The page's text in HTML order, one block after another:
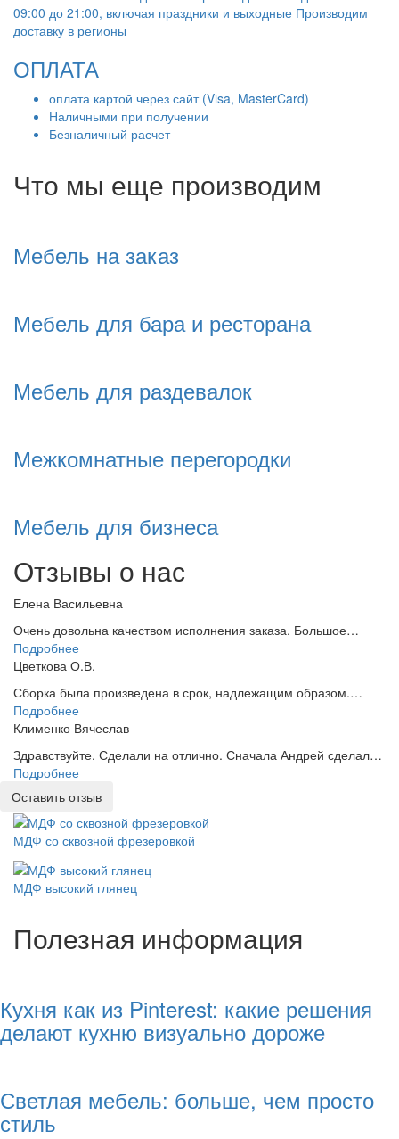
09:00 до 21:00, включая праздники и выходные Производим
доставку в регионы
ОПЛАТА
оплата картой через сайт (Visa, MasterCard)
Наличными при получении
Безналичный расчет
Что мы еще производим
Мебель на заказ
Мебель для бара и ресторана
Мебель для раздевалок
Межкомнатные перегородки
Мебель для бизнеса
Отзывы о нас
Елена Васильевна
Очень довольна качеством исполнения заказа. Большое…
Подробнее
Цветкова О.В.
Сборка была произведена в срок, надлежащим образом.…
Подробнее
Клименко Вячеслав
Здравствуйте. Сделали на отлично. Сначала Андрей сделал…
Подробнее
Оставить отзыв
МДФ со сквозной фрезеровкой
МДФ высокий глянец
Полезная информация
Кухня как из Pinterest: какие решения
делают кухню визуально дороже
Светлая мебель: больше, чем просто
стиль